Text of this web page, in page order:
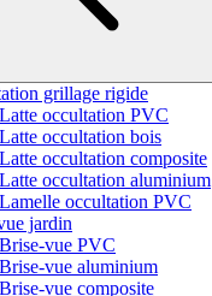
grillage rigide
Latte occultation PVC
Latte occultation bois
Latte occultation composite
Latte occultation aluminium
Lamelle occultation PVC
jardin
Brise-vue PVC
Brise-vue aluminium
Brise-vue composite